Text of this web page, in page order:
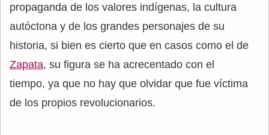
propaganda de los valores indígenas, la cultura
autóctona y de los grandes personajes de su
historia, si bien es cierto que en casos como el de
Zapata, su figura se ha acrecentado con el
tiempo, ya que no hay que olvidar que fue víctima
de los propios revolucionarios.